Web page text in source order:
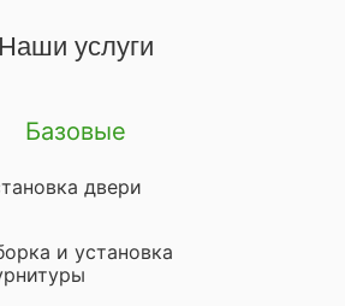
Наши услуги
Базовые
двери
и установка